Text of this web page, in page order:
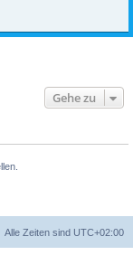
Gehe zu
Alle Zeiten sind UTC+02:00